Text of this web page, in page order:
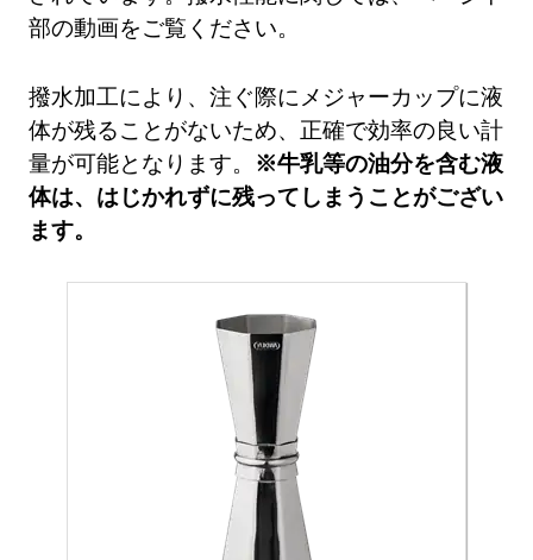
部の動画をご覧ください。
撥水加工により、注ぐ際にメジャーカップに液
体が残ることがないため、正確で効率の良い計
量が可能となります。 ※牛乳等の油分を含む液
体は、はじかれずに残ってしまうことがござい
ます。